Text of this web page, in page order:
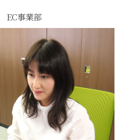
EC事業部